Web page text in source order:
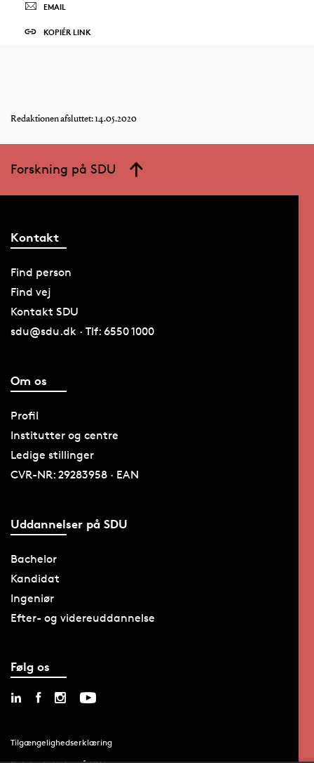
EMAIL
KOPIÉR LINK
Redaktionen afsluttet: 14.05.2020
Forskning på SDU
Kontakt
Find person
Find vej
Kontakt SDU
sdu@sdu.dk · Tlf: 6550 1000
Om os
Profil
Institutter og centre
Ledige stillinger
CVR-NR: 29283958 · EAN
Uddannelser på SDU
Bachelor
Kandidat
Ingeniør
Efter- og videreuddannelse
Følg os
Tilgængelighedserklæring